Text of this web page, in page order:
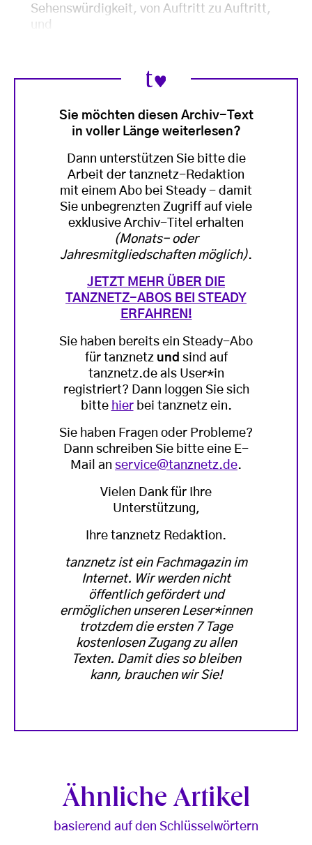
Sehenswürdigkeit, von Auftritt zu Auftritt,
und
Sie möchten diesen Archiv-Text
in voller Länge weiterlesen?
Dann unterstützen Sie bitte die
Arbeit der tanznetz-Redaktion
mit einem Abo bei Steady - damit
Sie unbegrenzten Zugriff auf viele
exklusive Archiv-Titel erhalten
(Monats- oder
Jahresmitgliedschaften möglich).
JETZT MEHR ÜBER DIE
TANZNETZ-ABOS BEI STEADY
ERFAHREN!
Sie haben bereits ein Steady-Abo
für tanznetz und sind auf
tanznetz.de als User*in
registriert? Dann loggen Sie sich
bitte hierbei tanznetz ein.
Sie haben Fragen oder Probleme?
Dann schreiben Sie bitte eine E-
Mail an service@tanznetz.de.
Vielen Dank für Ihre
Unterstützung,
Ihre tanznetz Redaktion.
tanznetz ist ein Fachmagazin im
Internet. Wir werden nicht
öffentlich gefördert und
ermöglichen unseren Leser*innen
trotzdem die ersten 7 Tage
kostenlosen Zugang zu allen
Texten. Damit dies so bleiben
kann, brauchen wir Sie!
Ähnliche Artikel
basierend auf den Schlüsselwörtern